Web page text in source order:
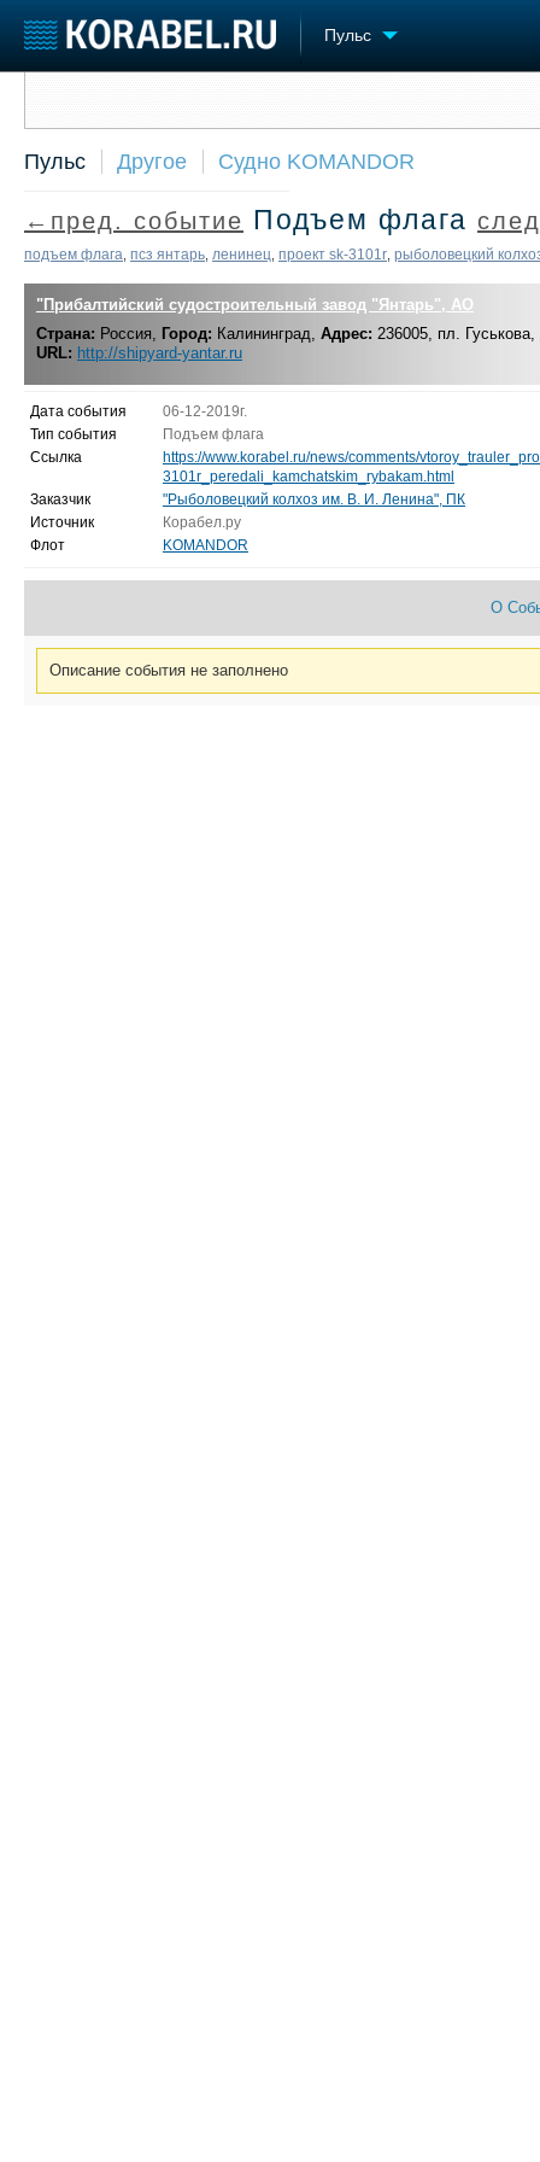
Пульс
Судостроение
Пульс
Компании
Репутация
Крюинг
Журнал
Реклама
Торговая площадка
Доска объявлений
Оборудование
Изделия
Услуги
Словарь
Пульс Другое Судно KOMANDOR
←пред. событие Подъем флага
подъем флага псз янтарь ленинец проект sk-3101r рыболовецкий
"Прибалтийский судостроительный завод "Янтарь", АО
Страна: Россия, Город: Калининград, Адрес: 236005, пл.
URL: http://shipyard-yantar.ru
Дата события
06-12-2019г.
Тип события
Подъем флага
Ссылка
https://www.korabel.ru/news/comments/
3101r_peredali_kamchatskim_rybakam.html
Заказчик
"Рыболовецкий колхоз им. В. И. Ленина", ПК
Источник
Корабел.ру
Флот
KOMANDOR
О
Описание события не заполнено